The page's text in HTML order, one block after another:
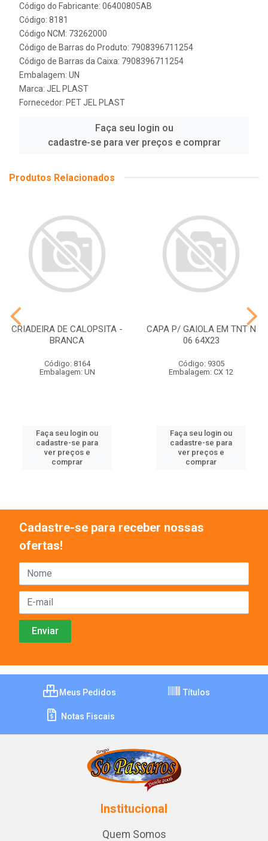
Código do Fabricante: 06400805AB
Código: 8181
Código NCM: 73262000
Código de Barras do Produto: 7908396711254
Código de Barras da Caixa: 7908396711254
Embalagem: UN
Marca: JEL PLAST
Fornecedor: PET JEL PLAST
Faça seu login ou
cadastre-se para ver preços e comprar
Produtos Relacionados
CRIADEIRA DE CALOPSITA -
BRANCA
Código: 8164
Embalagem: UN
Faça seu login ou
cadastre-se para
ver preços e
comprar
CAPA P/ GAIOLA EM TNT N
06 64X23
Código: 9305
Embalagem: CX 12
Faça seu login ou
cadastre-se para
ver preços e
comprar
Cadastre-se para receber nossas
ofertas!
Meus Pedidos Títulos
Notas Fiscais
Institucional
Quem Somos